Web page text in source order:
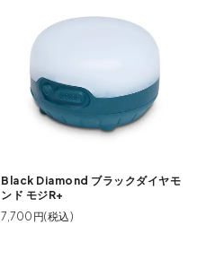
Black Diamond ブラックダイヤモ
ンド モジR+
7,700円(税込)